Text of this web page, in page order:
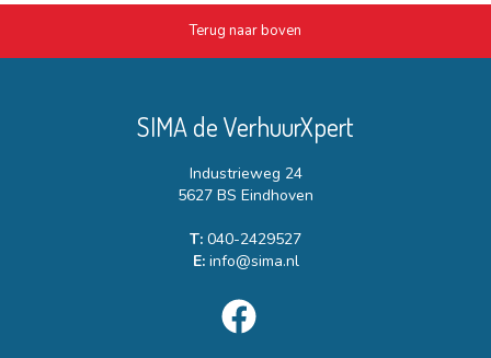
Terug naar boven
SIMA de VerhuurXpert
Industrieweg 24
5627 BS Eindhoven
T: 040-2429527
E: info@sima.nl